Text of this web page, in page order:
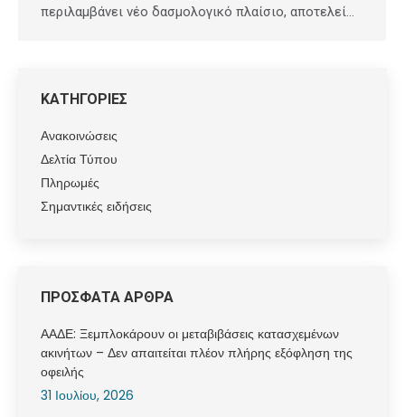
περιλαμβάνει νέο δασμολογικό πλαίσιο, αποτελεί…
ΚΑΤΗΓΟΡΙΕΣ
Ανακοινώσεις
Δελτία Τύπου
Πληρωμές
Σημαντικές ειδήσεις
ΠΡΟΣΦΑΤΑ ΑΡΘΡΑ
ΑΑΔΕ: Ξεμπλοκάρουν οι μεταβιβάσεις κατασχεμένων
ακινήτων – Δεν απαιτείται πλέον πλήρης εξόφληση της
οφειλής
31 Ιουλίου, 2026